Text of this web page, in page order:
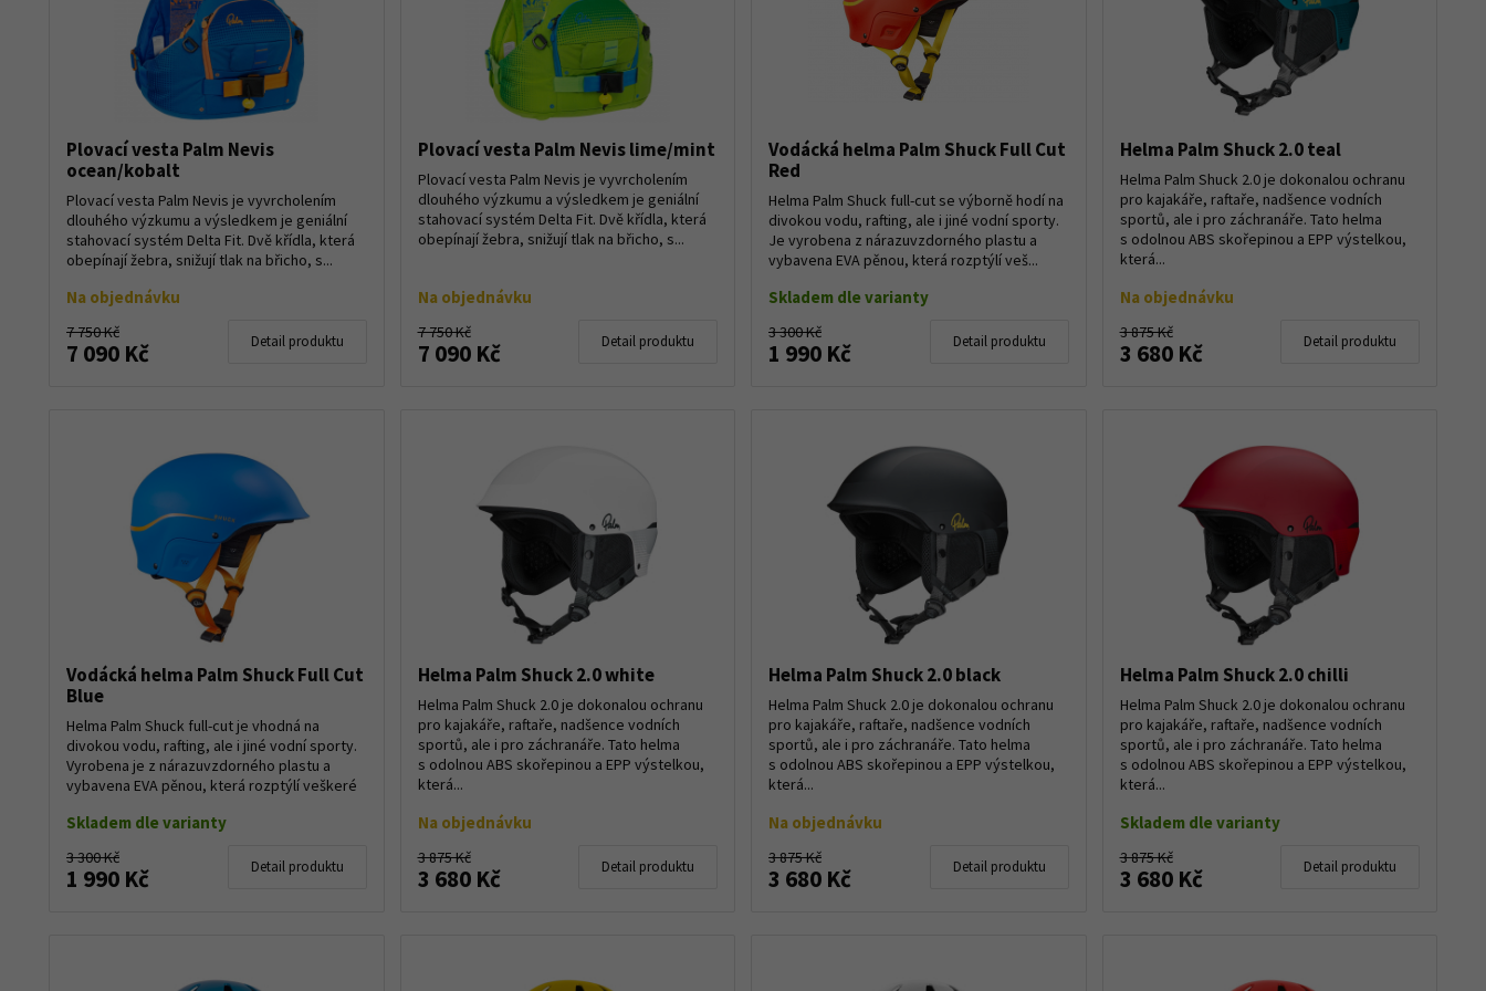
Plovací vesta Palm Nevis
ocean/kobalt
Plovací vesta Palm Nevis je vyvrcholením
dlouhého výzkumu a výsledkem je geniální
stahovací systém Delta Fit. Dvě křídla, která
obepínají žebra, snižují tlak na břicho, s...
Na objednávku
7 750 Kč
7 090 Kč Detail produktu
Plovací vesta Palm Nevis lime/mint
Plovací vesta Palm Nevis je vyvrcholením
dlouhého výzkumu a výsledkem je geniální
stahovací systém Delta Fit. Dvě křídla, která
obepínají žebra, snižují tlak na břicho, s...
Na objednávku
7 750 Kč
7 090 Kč Detail produktu
Vodácká helma Palm Shuck Full Cut
Red
Helma Palm Shuck full-cut se výborně hodí na
divokou vodu, rafting, ale i jiné vodní sporty.
Je vyrobena z nárazuvzdorného plastu a
vybavena EVA pěnou, která rozptýlí veš...
Skladem dle varianty
3 300 Kč
1 990 Kč Detail produktu
Helma Palm Shuck 2.0 teal
Helma Palm Shuck 2.0 je dokonalou ochranu
pro kajakáře, raftaře, nadšence vodních
sportů, ale i pro záchranáře. Tato helma
s odolnou ABS skořepinou a EPP výstelkou,
která...
Na objednávku
3 875 Kč
3 680 Kč Detail produktu
Vodácká helma Palm Shuck Full Cut
Blue
Helma Palm Shuck full-cut je vhodná na
divokou vodu, rafting, ale i jiné vodní sporty.
Vyrobena je z nárazuvzdorného plastu a
vybavena EVA pěnou, která rozptýlí veškeré
Skladem dle varianty
3 300 Kč
1 990 Kč Detail produktu
Helma Palm Shuck 2.0 white
Helma Palm Shuck 2.0 je dokonalou ochranu
pro kajakáře, raftaře, nadšence vodních
sportů, ale i pro záchranáře. Tato helma
s odolnou ABS skořepinou a EPP výstelkou,
která...
Na objednávku
3 875 Kč
3 680 Kč Detail produktu
Helma Palm Shuck 2.0 black
Helma Palm Shuck 2.0 je dokonalou ochranu
pro kajakáře, raftaře, nadšence vodních
sportů, ale i pro záchranáře. Tato helma
s odolnou ABS skořepinou a EPP výstelkou,
která...
Na objednávku
3 875 Kč
3 680 Kč Detail produktu
Helma Palm Shuck 2.0 chilli
Helma Palm Shuck 2.0 je dokonalou ochranu
pro kajakáře, raftaře, nadšence vodních
sportů, ale i pro záchranáře. Tato helma
s odolnou ABS skořepinou a EPP výstelkou,
která...
Skladem dle varianty
3 875 Kč
3 680 Kč Detail produktu